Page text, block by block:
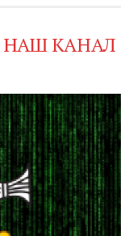
КАНАЛ